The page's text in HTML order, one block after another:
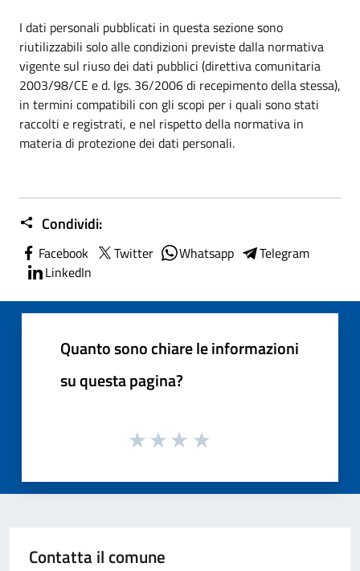
I dati personali pubblicati in questa sezione sono
riutilizzabili solo alle condizioni previste dalla normativa
vigente sul riuso dei dati pubblici (direttiva comunitaria
2003/98/CE e d. lgs. 36/2006 di recepimento della stessa),
in termini compatibili con gli scopi per i quali sono stati
raccolti e registrati, e nel rispetto della normativa in
materia di protezione dei dati personali.
Condividi:
Facebook Twitter Whatsapp
Telegram
LinkedIn
Quanto sono chiare le informazioni
su questa pagina?
Contatta il comune